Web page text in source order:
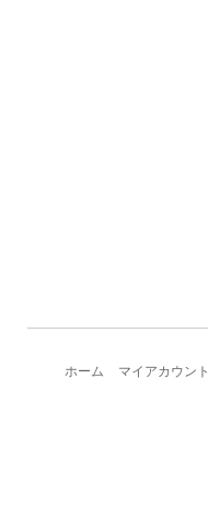
ホーム マイアカウント